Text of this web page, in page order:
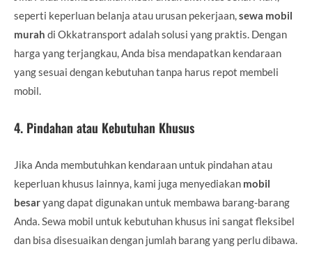
seperti keperluan belanja atau urusan pekerjaan, sewa mobil
murah di Okkatransport adalah solusi yang praktis. Dengan
harga yang terjangkau, Anda bisa mendapatkan kendaraan
yang sesuai dengan kebutuhan tanpa harus repot membeli
mobil.
4. Pindahan atau Kebutuhan Khusus
Jika Anda membutuhkan kendaraan untuk pindahan atau
keperluan khusus lainnya, kami juga menyediakan mobil
besaryang dapat digunakan untuk membawa barang-barang
Anda. Sewa mobil untuk kebutuhan khusus ini sangat fleksibel
dan bisa disesuaikan dengan jumlah barang yang perlu dibawa.